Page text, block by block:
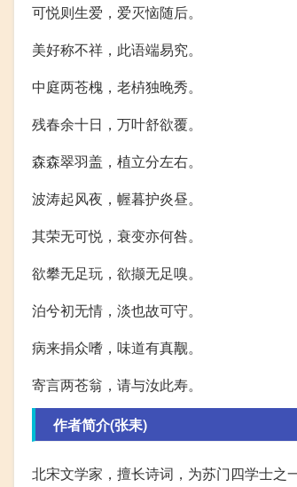
可悦则生爱，爱灭恼随后。
美好称不祥，此语端易究。
中庭两苍槐，老枿独晚秀。
残春余十日，万叶舒欲覆。
森森翠羽盖，植立分左右。
波涛起风夜，幄暮护炎昼。
其荣无可悦，衰变亦何咎。
欲攀无足玩，欲撷无足嗅。
泊兮初无情，淡也故可守。
病来捐众嗜，味道有真觏。
寄言两苍翁，请与汝此寿。
作者简介(张耒)
北宋文学家，擅长诗词，为苏门四学士之